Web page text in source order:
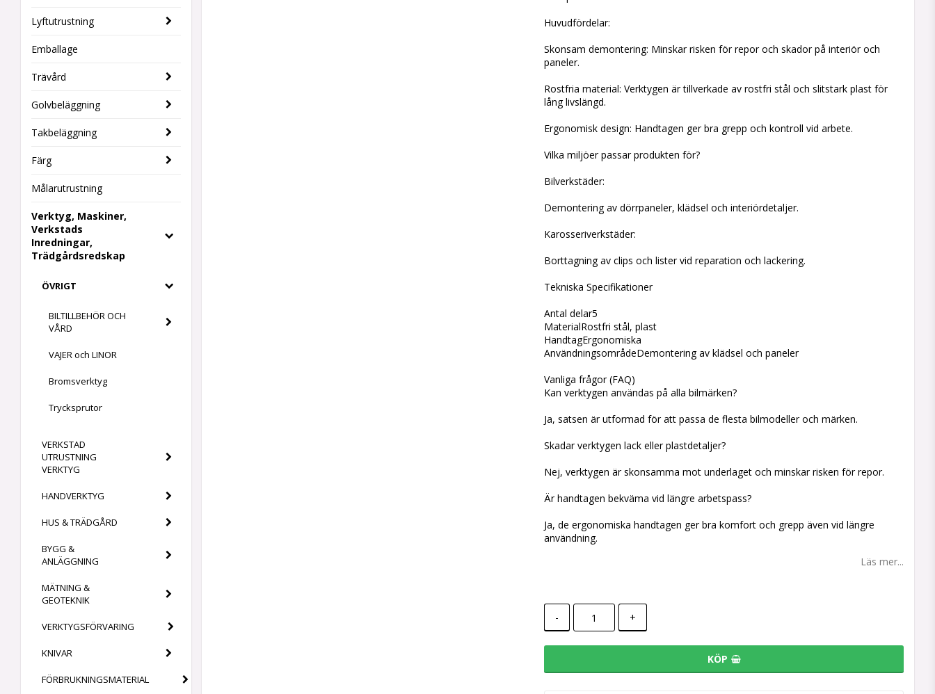
Lyftutrustning
Emballage
Trävård
Golvbeläggning
Takbeläggning
Färg
Målarutrustning
Verktyg, Maskiner,
Verkstads
Inredningar,
Trädgårdsredskap
ÖVRIGT
BILTILLBEHÖR OCH
VÅRD
VAJER och LINOR
Bromsverktyg
Trycksprutor
VERKSTAD
UTRUSTNING
VERKTYG
HANDVERKTYG
HUS & TRÄDGÅRD
BYGG &
ANLÄGGNING
MÄTNING &
GEOTEKNIK
VERKTYGSFÖRVARING
KNIVAR
FÖRBRUKNINGSMATERIAL
Huvudfördelar:
Skonsam demontering: Minskar risken för repor och skador på interiör och
paneler.
Rostfria material: Verktygen är tillverkade av rostfri stål och slitstark plast för
lång livslängd.
Ergonomisk design: Handtagen ger bra grepp och kontroll vid arbete.
Vilka miljöer passar produkten för?
Bilverkstäder:
Demontering av dörrpaneler, klädsel och interiördetaljer.
Karosseriverkstäder:
Borttagning av clips och lister vid reparation och lackering.
Tekniska Specifikationer
Antal delar5
MaterialRostfri stål, plast
HandtagErgonomiska
AnvändningsområdeDemontering av klädsel och paneler
Vanliga frågor (FAQ)
Kan verktygen användas på alla bilmärken?
Ja, satsen är utformad för att passa de flesta bilmodeller och märken.
Skadar verktygen lack eller plastdetaljer?
Nej, verktygen är skonsamma mot underlaget och minskar risken för repor.
Är handtagen bekväma vid längre arbetspass?
Ja, de ergonomiska handtagen ger bra komfort och grepp även vid längre
användning.
Läs mer...
- +
KÖP